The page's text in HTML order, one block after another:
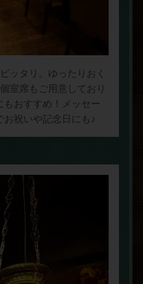
ッタリ。ゆったりおく
室席もご用意しており
もおすすめ！メッセー
祝いや記念日にも♪